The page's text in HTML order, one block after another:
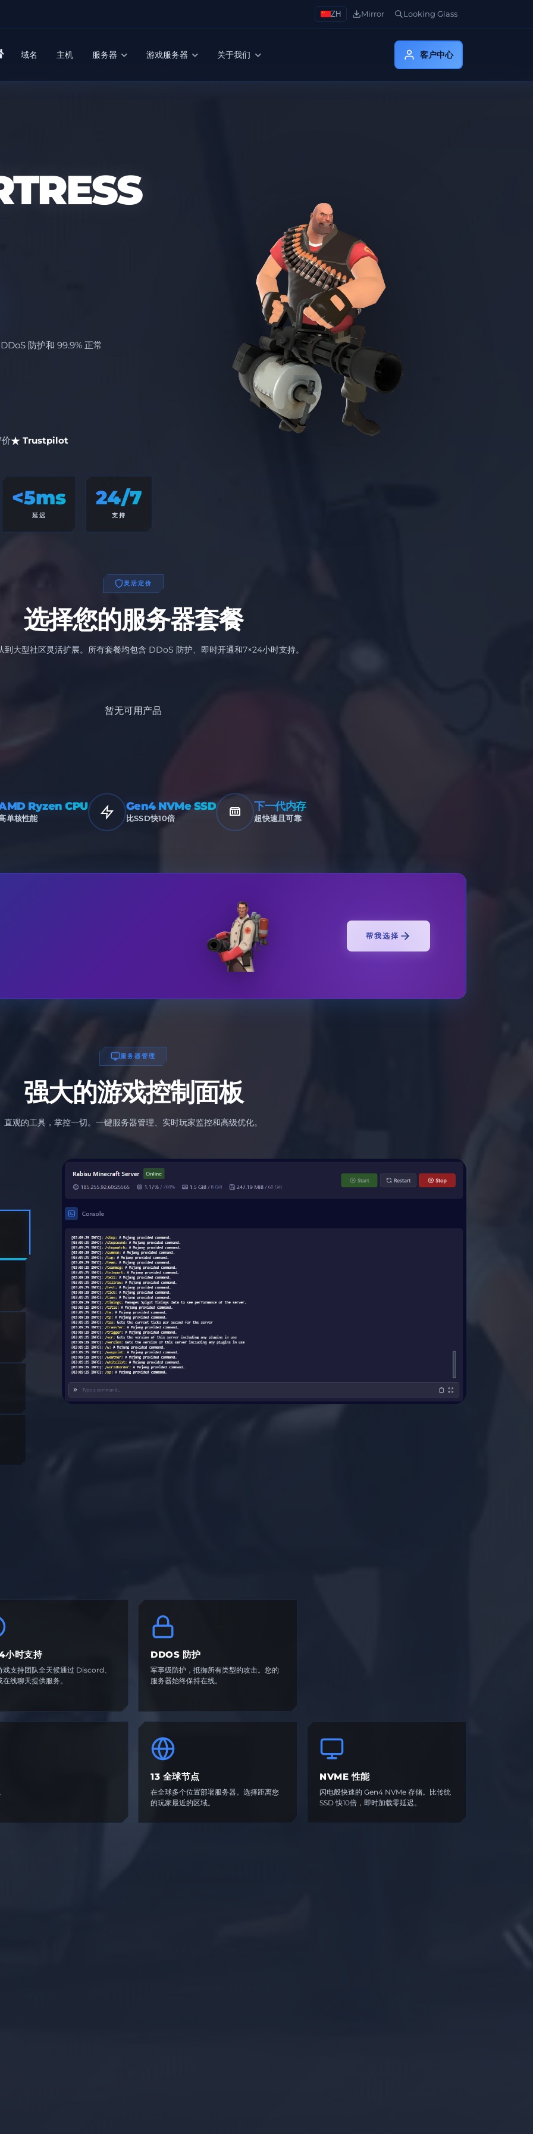
ZH Mirror Looking Glass
域名 主机 服务器 游戏服务器 关于我们 客户中心
防护和 99.9% 正常
Trustpilot
<5ms
延迟
24/7
支持
灵活定价
选择您的服务器套餐
到大型社区灵活扩展。所有套餐均包含 DDoS 防护、即时开通和7×24小时支持。
暂无可用产品
Ryzen CPU
单核性能
Gen4 NVMe SSD
比SSD快10倍
下一代内存
超快速且可靠
帮我选择
服务器管理
强大的游戏控制面板
直观的工具，掌控一切。一键服务器管理、实时玩家监控和高级优化。
小时支持
戏支持团队全天候通过 Discord、
在线聊天提供服务。
DDOS 防护
军事级防护，抵御所有类型的攻击。您的
服务器始终保持在线。
13 全球节点
在全球多个位置部署服务器。选择距离您
的玩家最近的区域。
NVME 性能
闪电般快速的 Gen4 NVMe 存储。比传统
SSD 快10倍，即时加载零延迟。